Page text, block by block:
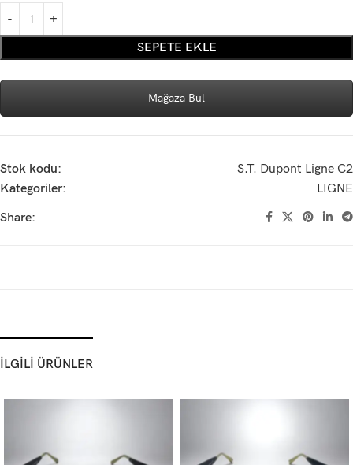
SEPETE EKLE
Mağaza Bul
Stok kodu:
S.T. Dupont Ligne C2
Kategoriler:
LIGNE
Share:
İLGİLİ ÜRÜNLER